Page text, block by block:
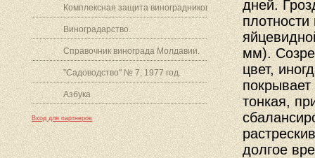
Комплексная защита виноградников.
Виноградарство.
Справочник винограда Молдавии.
"Садоводство" № 7, 1977 год.
Азбука
Вход для партнеров
дней.
мм).
цвет,
тонкая,
долгое